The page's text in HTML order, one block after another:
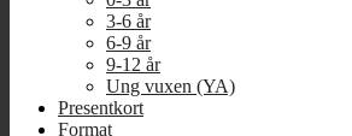
3-6 år
6-9 år
9-12 år
Ung vuxen (YA)
Presentkort
Format